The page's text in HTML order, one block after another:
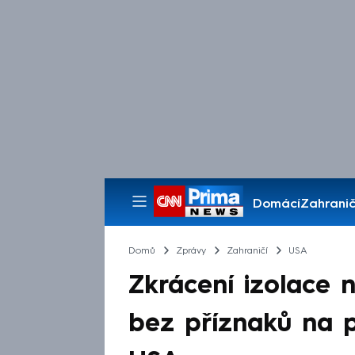
Domácí
Pořady
Domů Zprávy Zahraničí USA
Zkrácení izolace
bez příznaků na